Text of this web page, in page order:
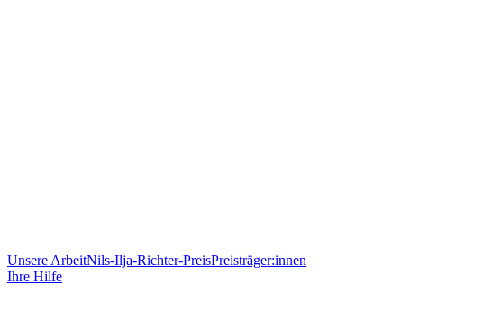
Unsere ArbeitNils-Ilja-Richter-PreisPreisträger:innen
Ihre Hilfe